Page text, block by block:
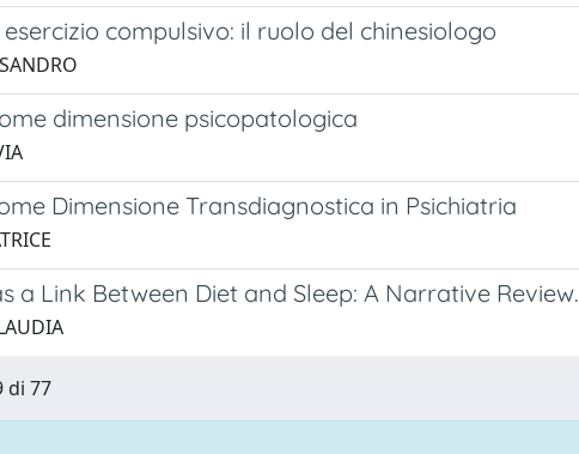
compulsivo: il ruolo del chinesiologo
dimensione psicopatologica
Dimensione Transdiagnostica in Psichiatria
a Link Between Diet and Sleep: A Narrative Review.
di 77